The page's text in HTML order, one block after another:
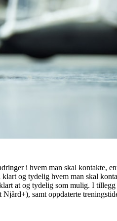
i hvem man skal kontakte,
og tydelig hvem man skal
at og tydelig som mulig. I
samt oppdaterte